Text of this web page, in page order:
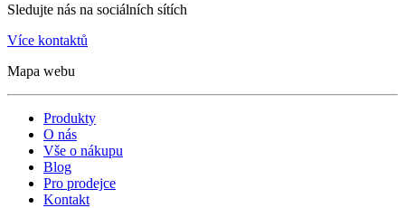
Sledujte nás na sociálních sítích
Více kontaktů
Mapa webu
Produkty
O nás
Vše o nákupu
Blog
Pro prodejce
Kontakt